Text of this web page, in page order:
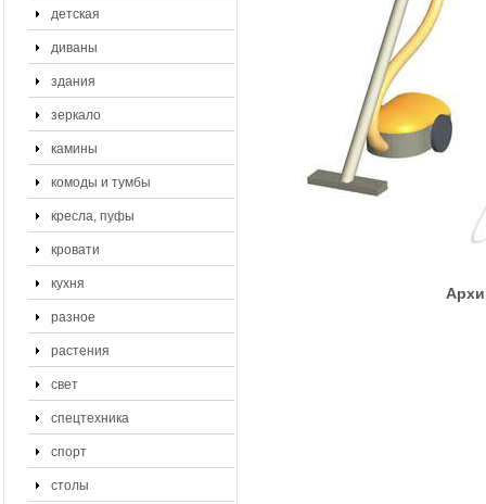
детская
диваны
здания
зеркало
камины
комоды и тумбы
кресла, пуфы
кровати
кухня
разное
растения
свет
спецтехника
спорт
столы